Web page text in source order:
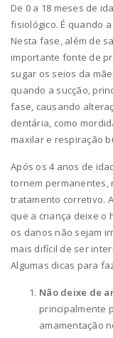
De 0 a 18 meses de
fisiológico. É quando
Nesta fase, além de
importante fonte de
sugar os seios da
quando a sucção,
fase, causando
dentária, como
maxilar e respiração
Após os 4 anos de
tornem permanentes,
tratamento corretivo.
que a criança deixe o
os danos não sejam
mais difícil de ser
Algumas dicas para
Não deixe de
principalmente
amamentação